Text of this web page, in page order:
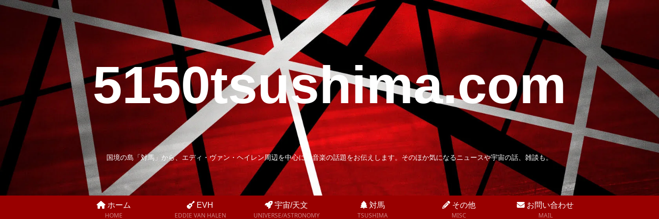
5150tsushima.com
国境の島「対馬」から、エディ・ヴァン・ヘイレン周辺を中心に、音楽の話題をお伝えします。そのほか気になるニュースや宇宙の話、雑談も。
ホーム
HOME
EVH
EDDIE VAN HALEN
宇宙/天文
UNIVERSE/ASTRONOMY
対馬
TSUSHIMA
その他
MISC
お問い合わせ
MAIL